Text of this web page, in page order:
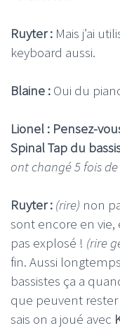
Ruyter : Mais j’ai
keyboard aussi.
Blaine : Oui du
Lionel : Pensez-
Spinal Tap du
ont changé 5 fois
Ruyter : (rire) non
sont encore en vie,
pas explosé ! (rire
fin. Aussi
bassistes ça a
que peuvent
sais on a joué avec